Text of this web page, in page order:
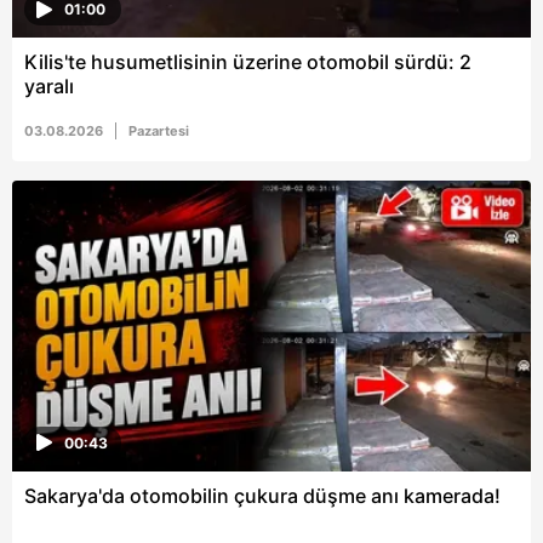
01:00
Kilis'te husumetlisinin üzerine otomobil sürdü: 2
yaralı
03.08.2026 Pazartesi
00:43
Sakarya'da otomobilin çukura düşme anı kamerada!